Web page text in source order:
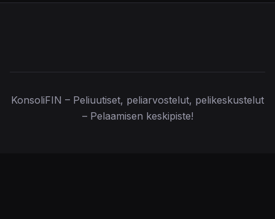
KonsoliFIN – Peliuutiset, peliarvostelut, pelikeskustelut
– Pelaamisen keskipiste!